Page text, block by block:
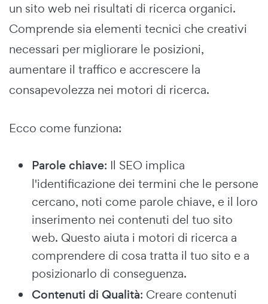
un sito web nei risultati di ricerca organici.
Comprende sia elementi tecnici che creativi
necessari per migliorare le posizioni,
aumentare il traffico e accrescere la
consapevolezza nei motori di ricerca.
Ecco come funziona:
Parole chiave: Il SEO implica
l'identificazione dei termini che le persone
cercano, noti come parole chiave, e il loro
inserimento nei contenuti del tuo sito
web. Questo aiuta i motori di ricerca a
comprendere di cosa tratta il tuo sito e a
posizionarlo di conseguenza.
Contenuti di Qualità: Creare contenuti